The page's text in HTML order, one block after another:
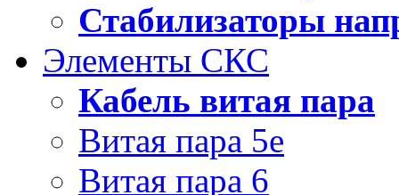
Стабилизаторы
Элементы СКС
Кабель витая пара
Витая пара 5e
Витая пара 6